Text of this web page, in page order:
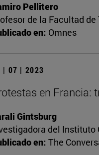
Pellitero
de la Facultad de
en: Omnes
| 07 | 2023
en Francia:
Gintsburg
del Instituto
en: The